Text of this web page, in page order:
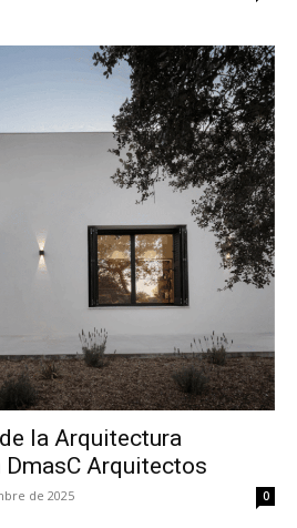
la Arquitectura
Arquitectos
de 2025 0